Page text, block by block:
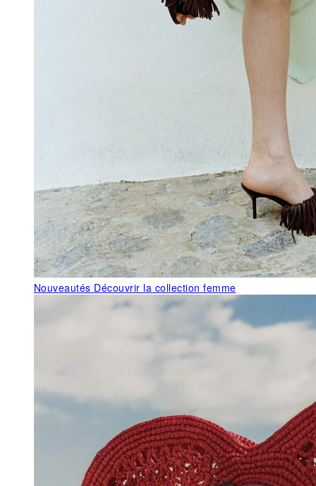
Nouveautés Découvrir la collection femme